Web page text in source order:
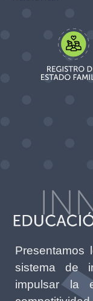
Presentamos
sistema de
impulsar la